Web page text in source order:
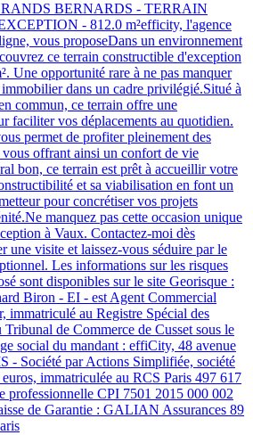
BERNARDS - TERRAIN
- 812.0 m²efficity, l'agence
vous proposeDans un environnement
ce terrain constructible d'exception
Une opportunité rare à ne pas manquer
dans un cadre privilégié.Situé à
commun, ce terrain offre une
faciliter vos déplacements au quotidien.
permet de profiter pleinement des
offrant ainsi un confort de vie
bon, ce terrain est prêt à accueillir votre
et sa viabilisation en font un
pour concrétiser vos projets
manquez pas cette occasion unique
à Vaux. Contactez-moi dès
une visite et laissez-vous séduire par le
Les informations sur les risques
sont disponibles sur le site Georisque :
Biron - EI - est Agent Commercial
immatriculé au Registre Spécial des
de Commerce de Cusset sous le
social du mandant : effiCity, 48 avenue
- Société par Actions Simplifiée, société
immatriculée au RCS Paris 497 617
professionnelle CPI 7501 2015 000 002
de Garantie : GALIAN Assurances 89